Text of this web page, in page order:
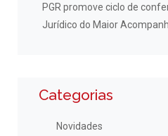
PGR promove ciclo de
Jurídico do Maior
Categorias
Novidades